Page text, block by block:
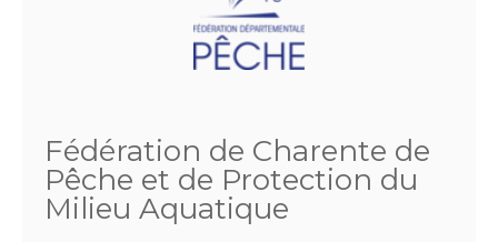
Fédération de Charente de
Pêche et de Protection du
Milieu Aquatique